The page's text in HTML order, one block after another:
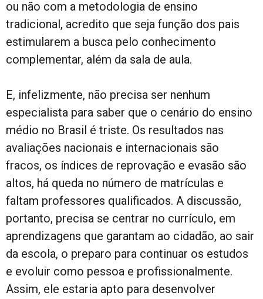
ou não com a metodologia de ensino
tradicional, acredito que seja função dos pais
estimularem a busca pelo conhecimento
complementar, além da sala de aula.
E, infelizmente, não precisa ser nenhum
especialista para saber que o cenário do ensino
médio no Brasil é triste. Os resultados nas
avaliações nacionais e internacionais são
fracos, os índices de reprovação e evasão são
altos, há queda no número de matrículas e
faltam professores qualificados. A discussão,
portanto, precisa se centrar no currículo, em
aprendizagens que garantam ao cidadão, ao sair
da escola, o preparo para continuar os estudos
e evoluir como pessoa e profissionalmente.
Assim, ele estaria apto para desenvolver